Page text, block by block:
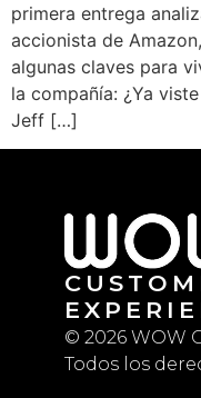
primera entrega
accionista de
algunas claves para
la compañía: ¿Ya
Jeff […]
© 2026 WOW
Todos los